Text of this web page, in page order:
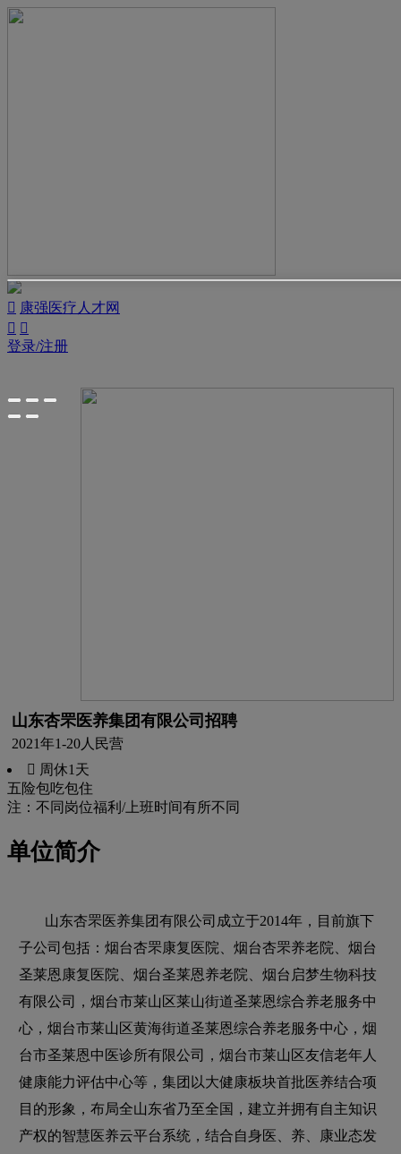
 康强医疗人才网
 
登录/注册
山东杏罘医养集团有限公司招聘
2021年1-20人 民营
 周休1天
五险包吃包住
注：不同岗位福利/上班时间有所不同
单位简介
山东杏罘医养集团有限公司成立于2014年，目前旗下
子公司包括：烟台杏罘康复医院、烟台杏罘养老院、烟台
圣莱恩康复医院、烟台圣莱恩养老院、烟台启梦生物科技
有限公司，烟台市莱山区莱山街道圣莱恩综合养老服务中
心，烟台市莱山区黄海街道圣莱恩综合养老服务中心，烟
台市圣莱恩中医诊所有限公司，烟台市莱山区友信老年人
健康能力评估中心等，集团以大健康板块首批医养结合项
目的形象，布局全山东省乃至全国，建立并拥有自主知识
产权的智慧医养云平台系统，结合自身医、养、康业态发